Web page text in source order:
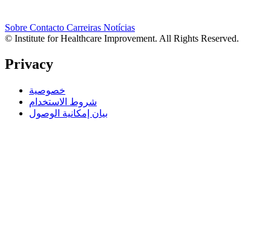
Sobre Contacto Carreiras Notícias
© Institute for Healthcare Improvement. All Rights Reserved.
Privacy
خصوصية
شروط الاستخدام
بيان إمكانية الوصول